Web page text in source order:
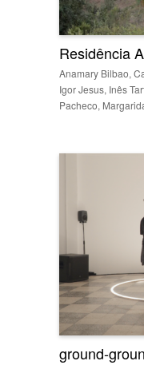
Residência
Anamary Bilbao,
Igor Jesus, Inês
Pacheco,
ground-